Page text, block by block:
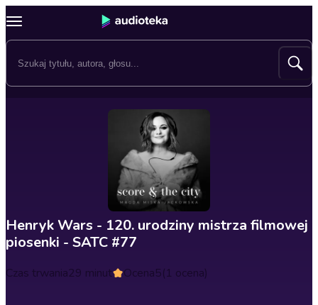
Henryk Wars - 120. urodziny mistrza filmowej
piosenki - SATC #77
Czas trwania29 minut Ocena5(1 ocena)